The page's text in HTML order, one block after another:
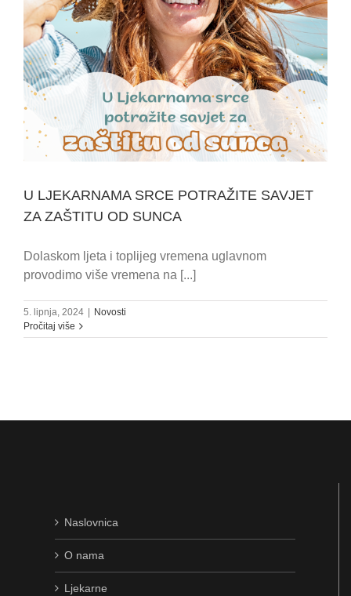
U LJEKARNAMA SRCE POTRAŽITE SAVJET
ZA ZAŠTITU OD SUNCA
Dolaskom ljeta i toplijeg vremena uglavnom
provodimo više vremena na [...]
5. lipnja, 2024
Novosti
Pročitaj više
Naslovnica
O nama
Ljekarne